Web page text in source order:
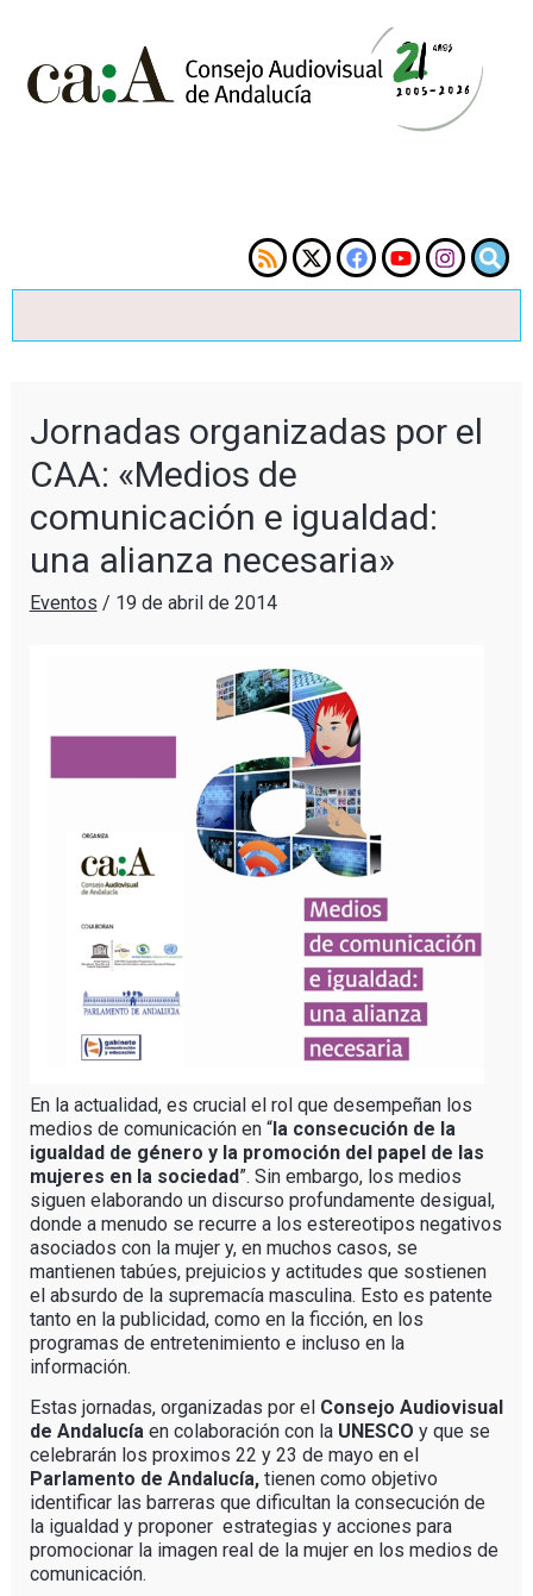
Jornadas organizadas por el
CAA: «Medios de
comunicación e igualdad:
una alianza necesaria»
Eventos / 19 de abril de 2014
En la actualidad, es crucial el rol que desempeñan los
medios de comunicación en “la consecución de la
igualdad de género y la promoción del papel de las
mujeres en la sociedad”. Sin embargo, los medios
siguen elaborando un discurso profundamente desigual,
donde a menudo se recurre a los estereotipos negativos
asociados con la mujer y, en muchos casos, se
mantienen tabúes, prejuicios y actitudes que sostienen
el absurdo de la supremacía masculina. Esto es patente
tanto en la publicidad, como en la ficción, en los
programas de entretenimiento e incluso en la
información.
Estas jornadas, organizadas por el Consejo Audiovisual
de Andalucía en colaboración con la UNESCO y que se
celebrarán los proximos 22 y 23 de mayo en el
Parlamento de Andalucía,tienen como objetivo
identificar las barreras que dificultan la consecución de
la igualdad y proponer estrategias y acciones para
promocionar la imagen real de la mujer en los medios de
comunicación.